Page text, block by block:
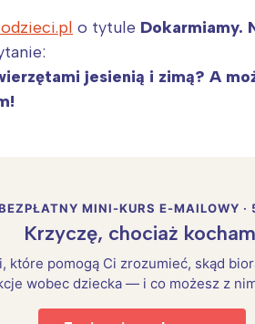
o tytule Dokarmiamy.
jesienią i zimą? A
MINI-KURS E-MAILOWY ·
Krzyczę, chociaż
które pomogą Ci zrozumieć, skąd
wobec dziecka — i co możesz z